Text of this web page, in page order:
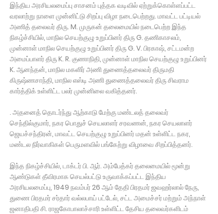
இந்திய அரசியலமைப்பு சாசனம் புத்தக வடிவில் ஏற்றுக்கொள்ளப்பட்ட
வரலாற்று நாளை முன்னிட்டு சிறப்பு விழா நடைபெற்றது. மாவட்ட பட்டியல்
அணித் தலைவர் திரு. M. முருகன் தலைமையில் நடைபெற்ற இந்த
நிகழ்ச்சியில், மாநில செயற்குழு உறுப்பினர் திரு G. தணிகாசலம்,
முன்னாள் மாநில செயற்குழு உறுப்பினர் திரு G. V. பிரகாஷ், சட்டமன்ற
அமைப்பாளர் திரு K. R. குணாநிதி, முன்னாள் மாநில செயற்குழு உறுப்பினர்
K. ஆனந்தன், மாநில மகளிர் அணி துணைத்தலைவர் திருமதி
கிருஷ்ணசாந்தி, மாநில எஸ்டி அணி துணைத்தலைவர் திரு சிவராம
கார்த்திக் உள்ளிட்ட பலர் முன்னிலை வகித்தனர்.
. அதனைத் தொடர்ந்து ஆற்காடு மேற்கு மண்டலத் தலைவர்
செந்தில்குமார், நகர பொதுச் செயலாளர் சரவணன், நகர செயலாளர்
ஜெயச்சந்திரன், மாவட்ட செயற்குழு உறுப்பினர் மதன் உள்ளிட்ட நகர,
மண்டல நிர்வாகிகள் பெருமளவில் பங்கேற்று விழாவை சிறப்பித்தனர்.
இந்த நிகழ்ச்சியில், டாக்டர் பி. ஆர். அம்பேத்கர் தலைமையில் மூன்று
ஆண்டுகள் தீவிரமாக செயல்பட்டு உருவாக்கப்பட்ட இந்திய
அரசியலமைப்பு, 1949 நவம்பர் 26 ஆம் தேதி பிரதமர் ஜவஹர்லால் நேரு,
துணை பிரதமர் சர்தார் வல்லபாய் பட்டேல், சட்ட அமைச்சர் மற்றும் அந்நாள்
ஜனாதிபதி சி. ராஜகோபாலாச்சாரி உள்ளிட்ட தேசிய தலைவர்களிடம்